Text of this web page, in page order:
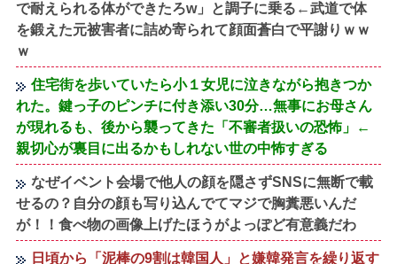
で耐えられる体ができたろw」と調子に乗る←武道で体
を鍛えた元被害者に詰め寄られて顔面蒼白で平謝りｗｗ
ｗ
住宅街を歩いていたら小１女児に泣きながら抱きつか
れた。鍵っ子のピンチに付き添い30分…無事にお母さん
が現れるも、後から襲ってきた「不審者扱いの恐怖」←
親切心が裏目に出るかもしれない世の中怖すぎる
なぜイベント会場で他人の顔を隠さずSNSに無断で載
せるの？自分の顔も写り込んでてマジで胸糞悪いんだ
が！！食べ物の画像上げたほうがよっぽど有意義だわ
日頃から「泥棒の9割は韓国人」と嫌韓発言を繰り返す